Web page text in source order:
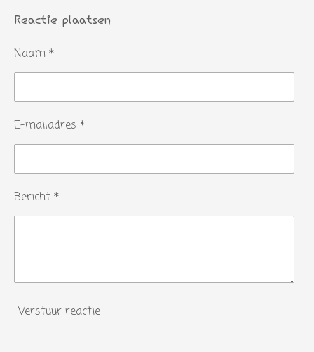
Reactie plaatsen
Naam *
E-mailadres *
Bericht *
Verstuur reactie